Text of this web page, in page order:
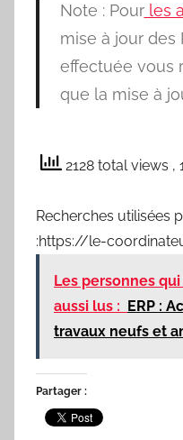
Note : Pourles
mise à jour des
effectuée vous
que la mise à
2128 total views ,
Recherches utilisées
:https://le-
Les personnes
aussi lus : ERP :
travaux neufs et
Partager :